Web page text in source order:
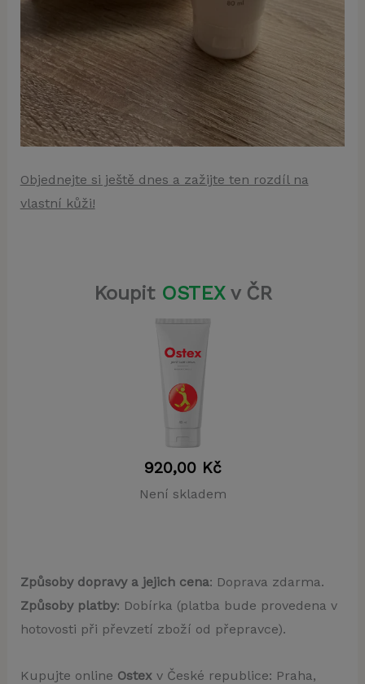
Objednejte si ještě dnes a zažijte ten rozdíl na
vlastní kůži!
Koupit OSTEXv ČR
920,00 Kč
Není skladem
Způsoby dopravy a jejich cena: Doprava zdarma.
Způsoby platby: Dobírka (platba bude provedena v
hotovosti při převzetí zboží od přepravce).
Kupujte online Ostexv České republice: Praha,